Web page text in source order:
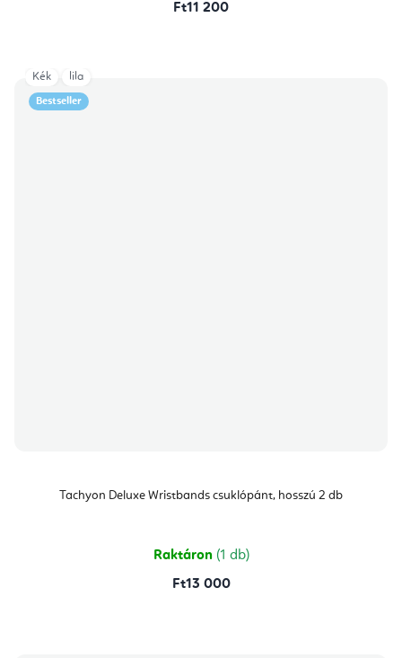
Ft11 200
Bestseller
Tachyon Deluxe Wristbands csuklópánt, hosszú 2 db
Raktáron (1 db)
Ft13 000
Kék lila